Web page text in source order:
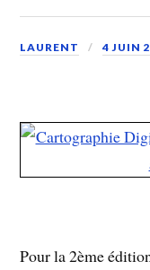
LAURENT 4 JUIN
Pour la 2ème